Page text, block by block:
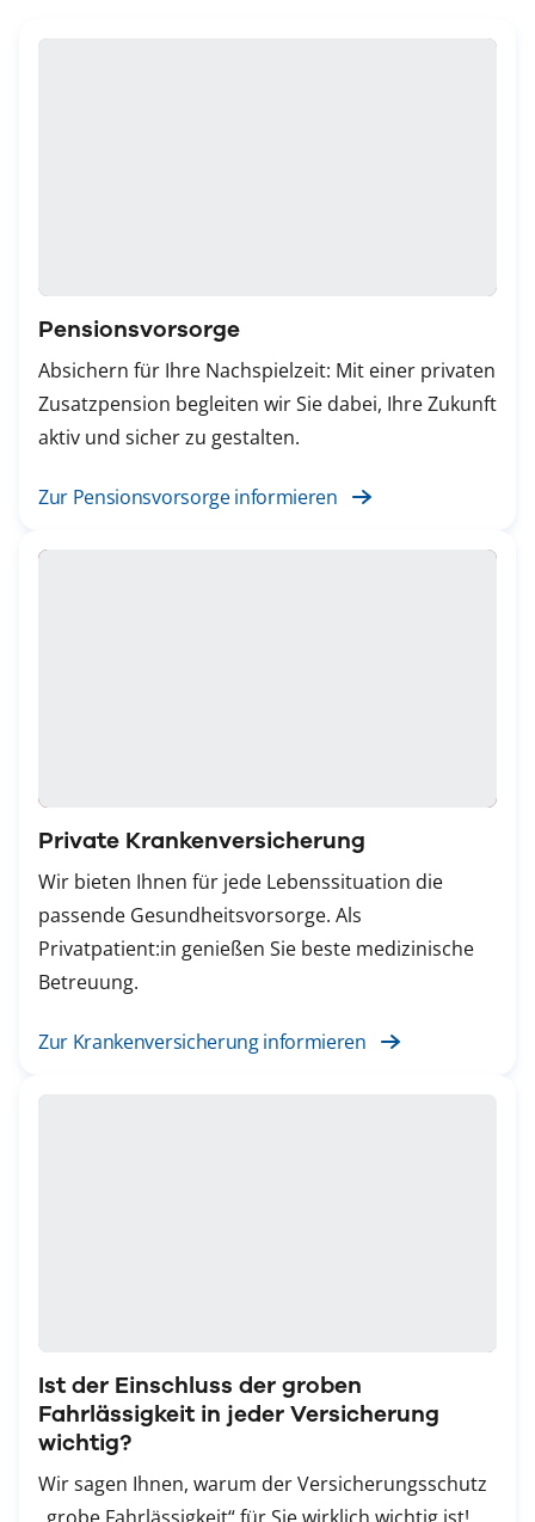
Pensionsvorsorge
Absichern für Ihre Nachspielzeit: Mit einer privaten
Zusatzpension begleiten wir Sie dabei, Ihre Zukunft
aktiv und sicher zu gestalten.
Zur Pensionsvorsorge informieren
Private Krankenversicherung
Wir bieten Ihnen für jede Lebenssituation die
passende Gesundheitsvorsorge. Als
Privatpatient:in genießen Sie beste medizinische
Betreuung.
Zur Krankenversicherung informieren
Ist der Einschluss der groben
Fahrlässigkeit in jeder Versicherung
wichtig?
Wir sagen Ihnen, warum der Versicherungsschutz